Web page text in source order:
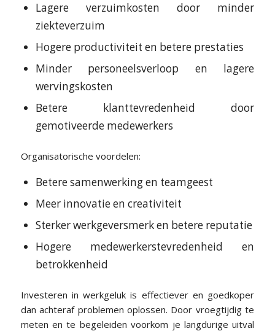
Lagere verzuimkosten door minder
ziekteverzuim
Hogere productiviteit en betere prestaties
Minder personeelsverloop en lagere
wervingskosten
Betere klanttevredenheid door
gemotiveerde medewerkers
Organisatorische voordelen:
Betere samenwerking en teamgeest
Meer innovatie en creativiteit
Sterker werkgeversmerk en betere reputatie
Hogere medewerkerstevredenheid en
betrokkenheid
Investeren in werkgeluk is effectiever en goedkoper
dan achteraf problemen oplossen. Door vroegtijdig te
meten en te begeleiden voorkom je langdurige uitval